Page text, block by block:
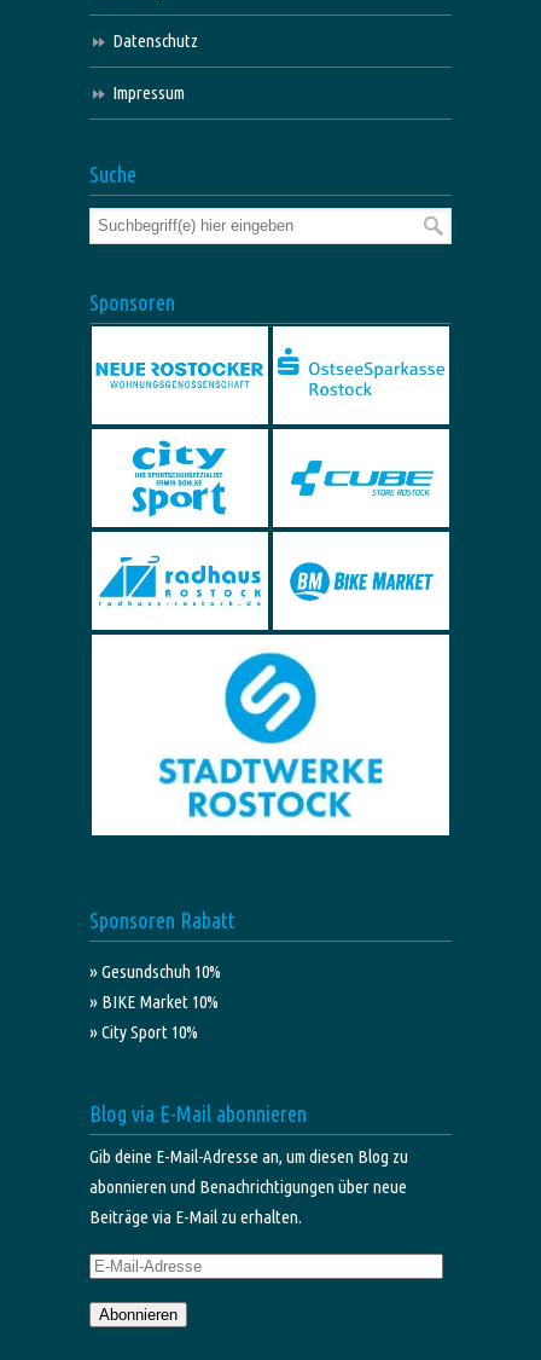
Datenschutz
Impressum
Suche
Sponsoren
Sponsoren Rabatt
» Gesundschuh 10%
» BIKE Market 10%
» City Sport 10%
Blog via E-Mail abonnieren
Gib deine E-Mail-Adresse an, um diesen Blog zu
abonnieren und Benachrichtigungen über neue
Beiträge via E-Mail zu erhalten.
E-
Adresse
Abonnieren